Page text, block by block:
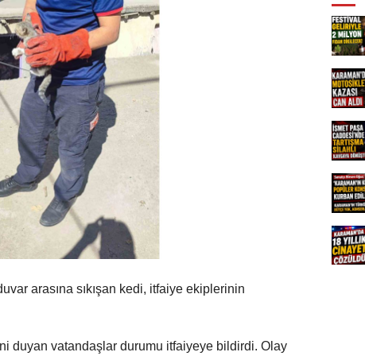
arasına sıkışan kedi, itfaiye ekiplerinin
duyan vatandaşlar durumu itfaiyeye bildirdi. Olay